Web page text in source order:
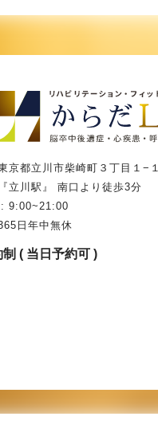
京都立川市柴崎町３丁目１−
立川駅』 南口より徒歩3分
9:00~21:00
日年中無休
( 当日予約可 )